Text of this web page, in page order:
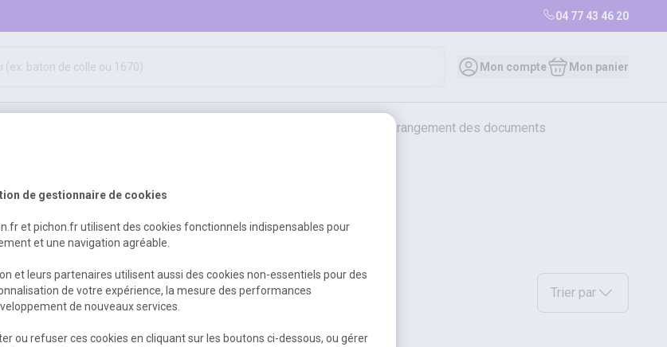
04 77 43 46 20
Mon compte Mon panier
bureautique et rangement des documents
Trier par
de gestionnaire de cookies
et pichon.fr utilisent des cookies fonctionnels indispensables pour
et une navigation agréable.
et leurs partenaires utilisent aussi des cookies non-essentiels pour des
de votre expérience, la mesure des performances
de nouveaux services.
ou refuser ces cookies en cliquant sur les boutons ci-dessous, ou gérer